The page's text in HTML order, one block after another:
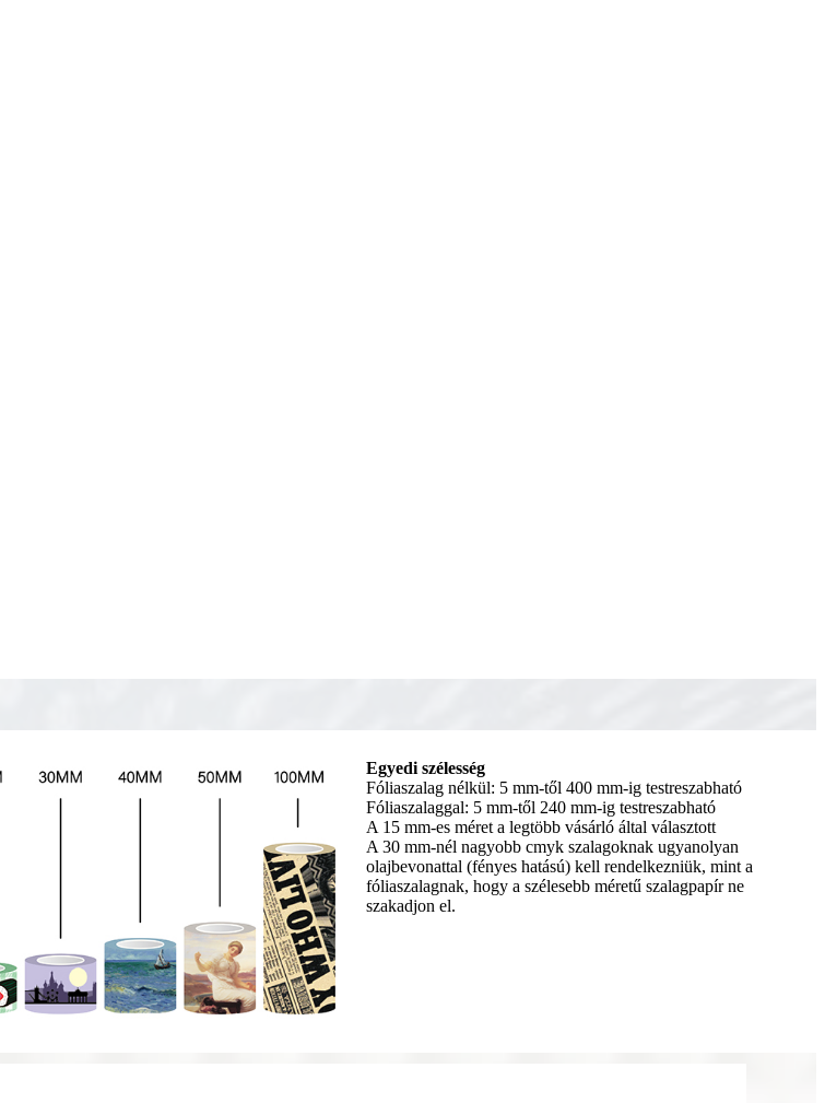
Egyedi szélesség
Fóliaszalag nélkül: 5 mm-től 400 mm-ig testreszabható
Fóliaszalaggal: 5 mm-től 240 mm-ig testreszabható
A 15 mm-es méret a legtöbb vásárló által választott
A 30 mm-nél nagyobb cmyk szalagoknak ugyanolyan
olajbevonattal (fényes hatású) kell rendelkezniük, mint a
fóliaszalagnak, hogy a szélesebb méretű szalagpapír ne
szakadjon el.